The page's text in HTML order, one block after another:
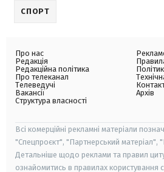
СПОРТ
Про нас
Редакція
Редакційна політика
Про телеканал
Телеведучі
Вакансії
Структура власності
Архів
Всі комерційні рекламні матеріали
"Спецпроєкт", "Партнерський матеріал",
Детальніше щодо реклами та правил
ознайомитись в правилах користування